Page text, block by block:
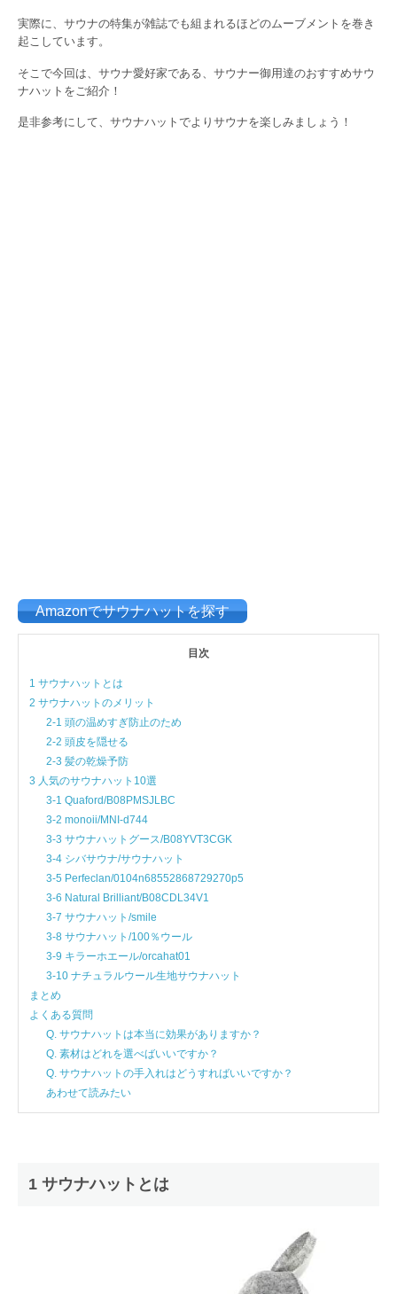
実際に、サウナの特集が雑誌でも組まれるほどのムーブメントを巻き
起こしています。
そこで今回は、サウナ愛好家である、サウナー御用達のおすすめサウ
ナハットをご紹介！
是非参考にして、サウナハットでよりサウナを楽しみましょう！
Amazonでサウナハットを探す
目次
1 サウナハットとは
2 サウナハットのメリット
2-1 頭の温めすぎ防止のため
2-2 頭皮を隠せる
2-3 髪の乾燥予防
3 人気のサウナハット10選
3-1 Quaford/B08PMSJLBC
3-2 monoii/MNI-d744
3-3 サウナハットグース/B08YVT3CGK
3-4 シバサウナ/サウナハット
3-5 Perfeclan/0104n68552868729270p5
3-6 Natural Brilliant/B08CDL34V1
3-7 サウナハット/smile
3-8 サウナハット/100％ウール
3-9 キラーホエール/orcahat01
3-10 ナチュラルウール生地サウナハット
まとめ
よくある質問
Q. サウナハットは本当に効果がありますか？
Q. 素材はどれを選べばいいですか？
Q. サウナハットの手入れはどうすればいいですか？
あわせて読みたい
1 サウナハットとは